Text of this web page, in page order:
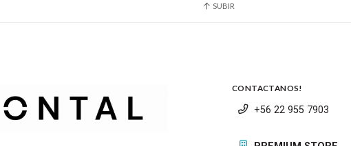
SUBIR
CONTACTANOS!
+56 22 955 7903